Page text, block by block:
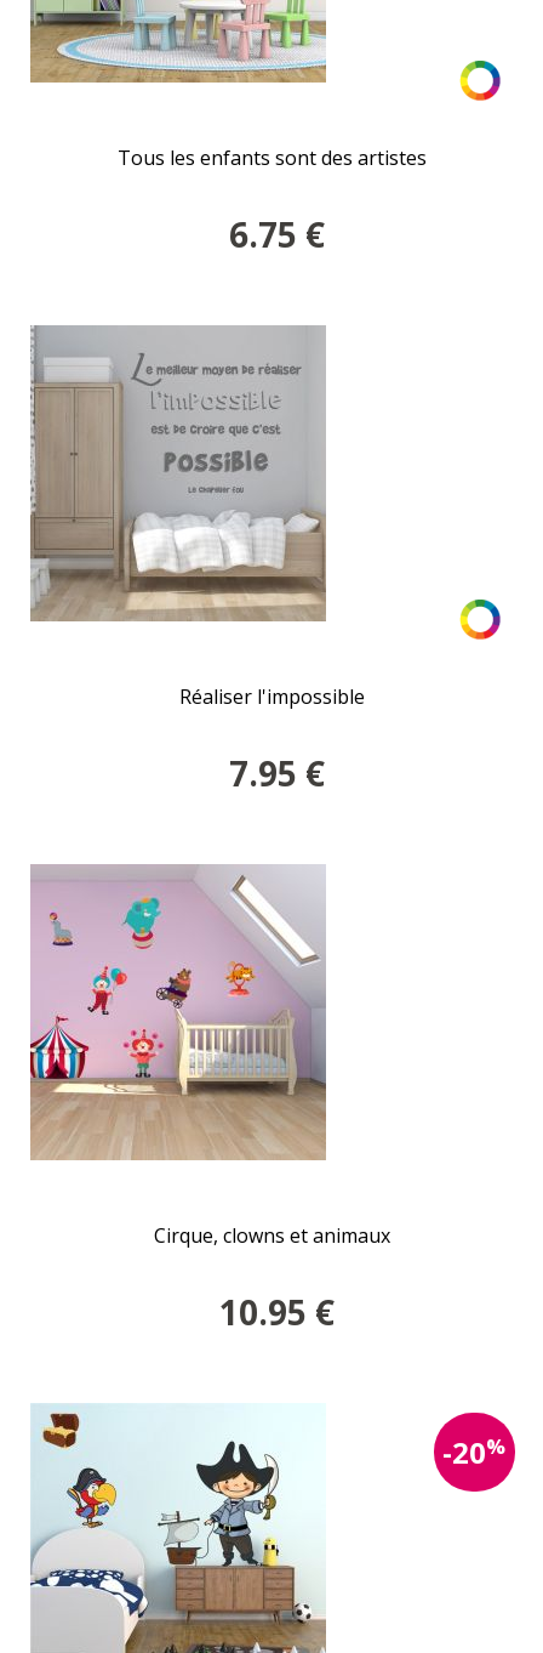
Tous les enfants sont des artistes
6.75 €
Réaliser l'impossible
7.95 €
Cirque, clowns et animaux
10.95 €
-20%